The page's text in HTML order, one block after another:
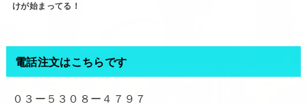
けが始まってる！
電話注文はこちらです
０３ー５３０８ー４７９７